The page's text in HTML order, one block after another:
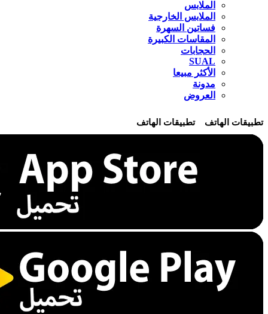
الملابس
الملابس الخارجية
فساتين السهرة
المقاسات الكبيرة
الحجابات
SUAL
الأكثر مبيعا
مدونة
العروض
تطبيقات الهاتف تطبيقات الهاتف